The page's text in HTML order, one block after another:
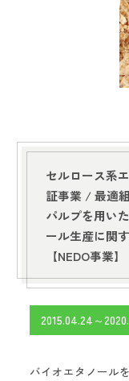
セルロース系
証事業 / 最適
パルプを用い
ール生産に関
【NEDO事業】
2015.04.24～
バイオエタノール